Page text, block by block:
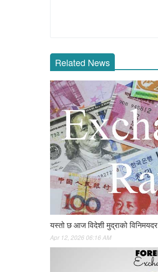
Related News
यस्तो छ आज विदेशी मुद्राको विनिमयदर
Apr 12, 2026 06:16 AM